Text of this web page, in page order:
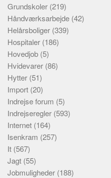
Grundskoler (219)
Håndværksarbejde (42)
Helårsboliger (339)
Hospitaler (186)
Hovedjob (5)
Hvidevarer (86)
Hytter (51)
Import (20)
Indrejse forum (5)
Indrejseregler (593)
Internet (164)
Isenkram (257)
It (567)
Jagt (55)
Jobmuligheder (188)